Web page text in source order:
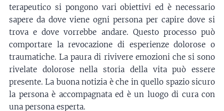
terapeutico si pongono vari obiettivi ed è necessario
sapere da dove viene ogni persona per capire dove si
trova e dove vorrebbe andare. Questo processo può
comportare la revocazione di esperienze dolorose o
traumatiche. La paura di rivivere emozioni che si sono
rivelate dolorose nella storia della vita può essere
presente. La buona notizia è che in quello spazio sicuro
la persona è accompagnata ed è un luogo di cura con
una persona esperta.